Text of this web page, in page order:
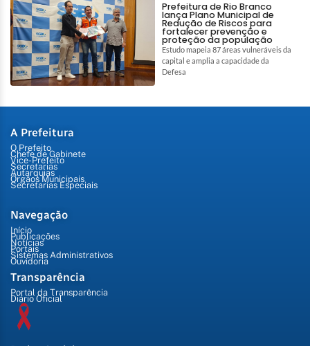
Prefeitura de Rio Branco
lança Plano Municipal de
Redução de Riscos para
fortalecer prevenção e
proteção da população
Estudo mapeia 87 áreas vulneráveis da
capital e amplia a capacidade da
Defesa
A Prefeitura
O Prefeito
Chefe de Gabinete
Vice-Prefeito
Secretarias
Autarquias
Órgãos Municipais
Secretarias Especiais
Navegação
Início
Publicações
Notícias
Portais
Sistemas Administrativos
Ouvidoria
Transparência
Portal da Transparência
Diário Oficial